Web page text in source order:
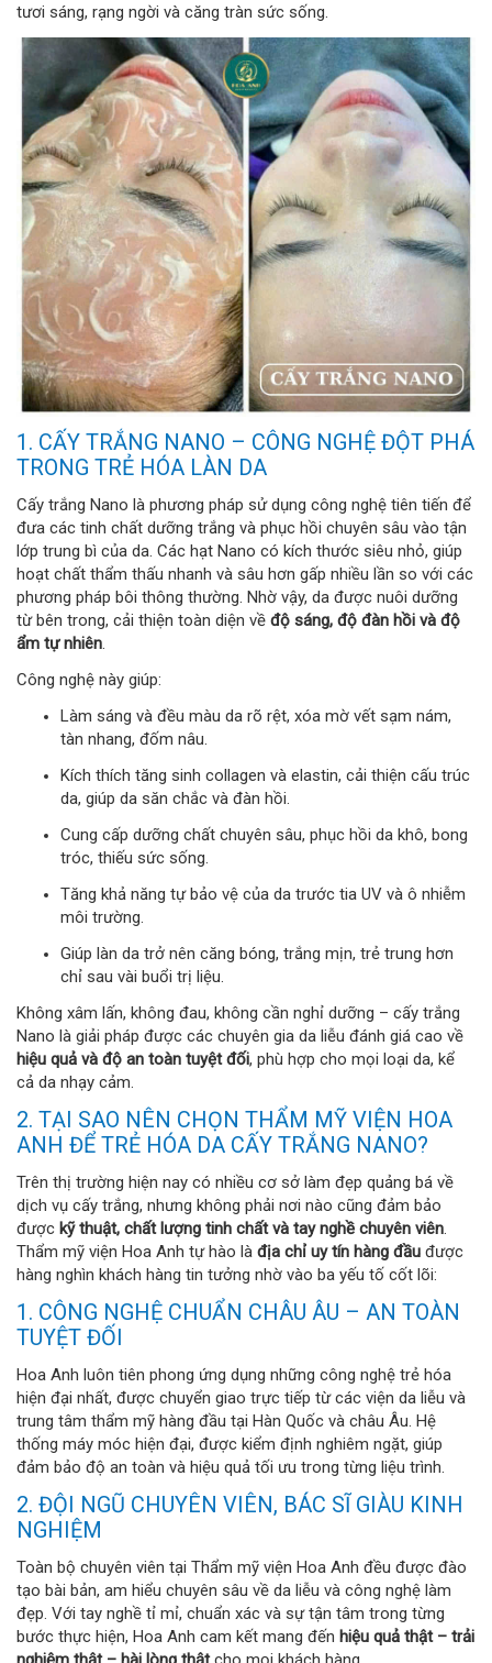
tươi sáng, rạng ngời và căng tràn sức sống.
1. CẤY TRẮNG NANO – CÔNG NGHỆ ĐỘT PHÁ
TRONG TRẺ HÓA LÀN DA
Cấy trắng Nano là phương pháp sử dụng công nghệ tiên tiến để
đưa các tinh chất dưỡng trắng và phục hồi chuyên sâu vào tận
lớp trung bì của da. Các hạt Nano có kích thước siêu nhỏ, giúp
hoạt chất thẩm thấu nhanh và sâu hơn gấp nhiều lần so với các
phương pháp bôi thông thường. Nhờ vậy, da được nuôi dưỡng
từ bên trong, cải thiện toàn diện về độ sáng, độ đàn hồi và độ
ẩm tự nhiên.
Công nghệ này giúp:
Làm sáng và đều màu da rõ rệt, xóa mờ vết sạm nám,
tàn nhang, đốm nâu.
Kích thích tăng sinh collagen và elastin, cải thiện cấu trúc
da, giúp da săn chắc và đàn hồi.
Cung cấp dưỡng chất chuyên sâu, phục hồi da khô, bong
tróc, thiếu sức sống.
Tăng khả năng tự bảo vệ của da trước tia UV và ô nhiễm
môi trường.
Giúp làn da trở nên căng bóng, trắng mịn, trẻ trung hơn
chỉ sau vài buổi trị liệu.
Không xâm lấn, không đau, không cần nghỉ dưỡng – cấy trắng
Nano là giải pháp được các chuyên gia da liễu đánh giá cao về
hiệu quả và độ an toàn tuyệt đối, phù hợp cho mọi loại da, kể
cả da nhạy cảm.
2. TẠI SAO NÊN CHỌN THẨM MỸ VIỆN HOA
ANH ĐỂ TRẺ HÓA DA CẤY TRẮNG NANO?
Trên thị trường hiện nay có nhiều cơ sở làm đẹp quảng bá về
dịch vụ cấy trắng, nhưng không phải nơi nào cũng đảm bảo
được kỹ thuật, chất lượng tinh chất và tay nghề chuyên viên.
Thẩm mỹ viện Hoa Anh tự hào là địa chỉ uy tín hàng đầu được
hàng nghìn khách hàng tin tưởng nhờ vào ba yếu tố cốt lõi:
1. CÔNG NGHỆ CHUẨN CHÂU ÂU – AN TOÀN
TUYỆT ĐỐI
Hoa Anh luôn tiên phong ứng dụng những công nghệ trẻ hóa
hiện đại nhất, được chuyển giao trực tiếp từ các viện da liễu và
trung tâm thẩm mỹ hàng đầu tại Hàn Quốc và châu Âu. Hệ
thống máy móc hiện đại, được kiểm định nghiêm ngặt, giúp
đảm bảo độ an toàn và hiệu quả tối ưu trong từng liệu trình.
2. ĐỘI NGŨ CHUYÊN VIÊN, BÁC SĨ GIÀU KINH
NGHIỆM
Toàn bộ chuyên viên tại Thẩm mỹ viện Hoa Anh đều được đào
tạo bài bản, am hiểu chuyên sâu về da liễu và công nghệ làm
đẹp. Với tay nghề tỉ mỉ, chuẩn xác và sự tận tâm trong từng
bước thực hiện, Hoa Anh cam kết mang đến hiệu quả thật – trải